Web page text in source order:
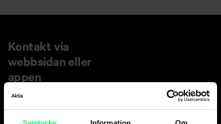
Kontakt via
webbsidan eller
appen